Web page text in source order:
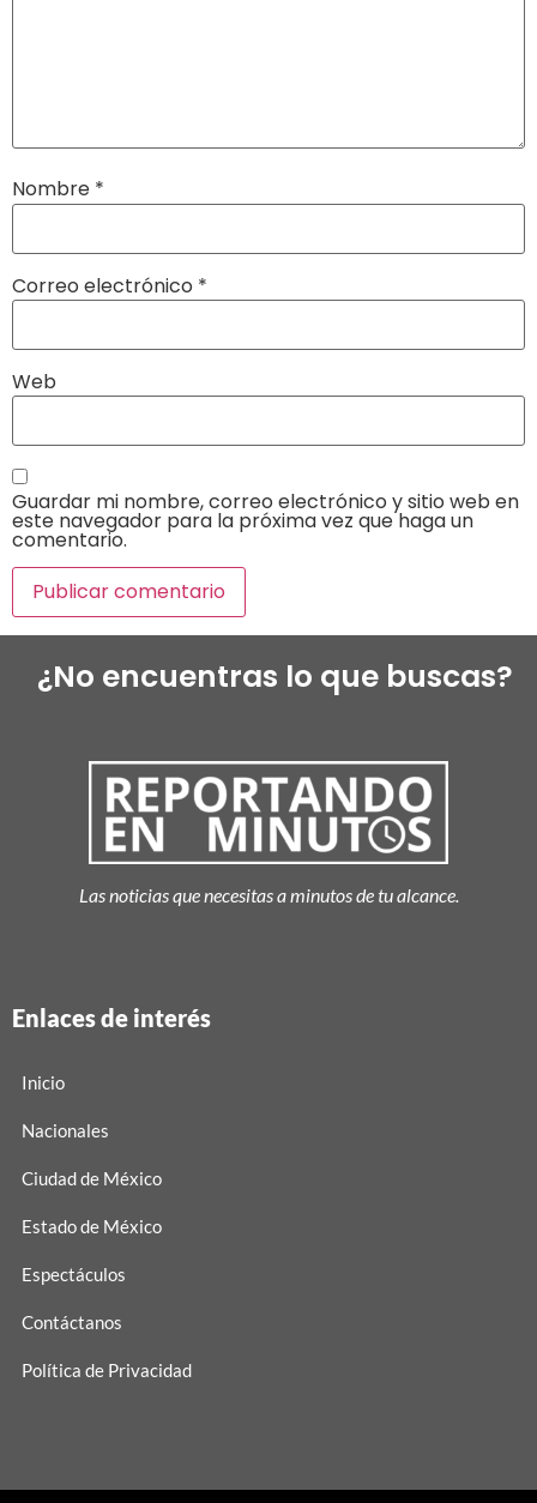
Nombre *
Correo electrónico *
Web
Guardar mi nombre, correo electrónico y sitio web en
este navegador para la próxima vez que haga un
comentario.
¿No encuentras lo que buscas?
Las noticias que necesitas a minutos de tu alcance.
Enlaces de interés
Inicio
Nacionales
Ciudad de México
Estado de México
Espectáculos
Contáctanos
Política de Privacidad